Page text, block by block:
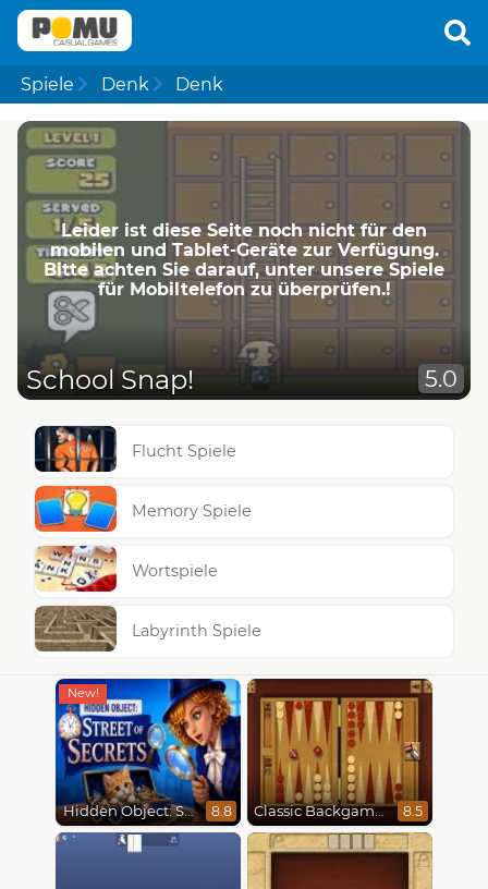
Spiele Denk Denk
Leider ist diese Seite noch nicht für den
mobilen und Tablet-Geräte zur Verfügung.
Bitte achten Sie darauf, unter unsere Spiele
für Mobiltelefon zu überprüfen.!
School Snap! 5.0
Flucht Spiele
Memory Spiele
Wortspiele
Labyrinth Spiele
Hidden Object: Street Of Secrets 8.8 Classic Backgammon 8.5